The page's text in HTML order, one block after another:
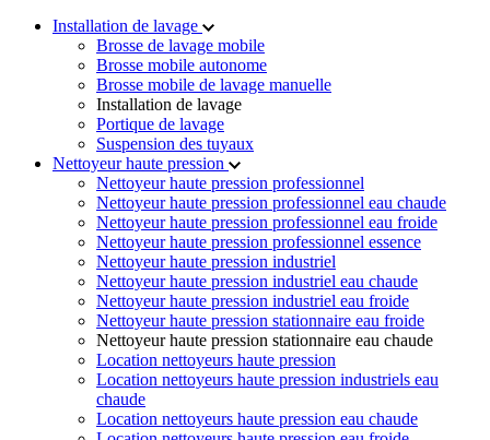
Installation de lavage
Brosse de lavage mobile
Brosse mobile autonome
Brosse mobile de lavage manuelle
Installation de lavage
Portique de lavage
Suspension des tuyaux
Nettoyeur haute pression
Nettoyeur haute pression professionnel
Nettoyeur haute pression professionnel eau chaude
Nettoyeur haute pression professionnel eau froide
Nettoyeur haute pression professionnel essence
Nettoyeur haute pression industriel
Nettoyeur haute pression industriel eau chaude
Nettoyeur haute pression industriel eau froide
Nettoyeur haute pression stationnaire eau froide
Nettoyeur haute pression stationnaire eau chaude
Location nettoyeurs haute pression
Location nettoyeurs haute pression industriels eau
chaude
Location nettoyeurs haute pression eau chaude